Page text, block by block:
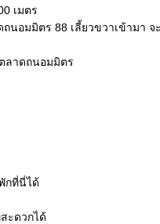
เมตร
อมมิตร 88 เลี้ยวขวาเข้ามา จ
ลาดถนอมมิตร
กที่นี่ได้
ะดวกได้